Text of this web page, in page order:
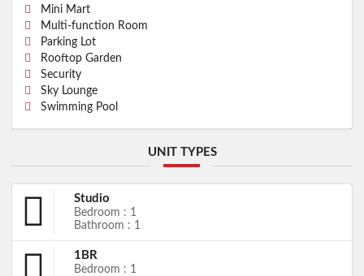
Mini Mart
Multi-function Room
Parking Lot
Rooftop Garden
Security
Sky Lounge
Swimming Pool
UNIT TYPES
Studio
Bedroom : 1
Bathroom : 1
1BR
Bedroom : 1